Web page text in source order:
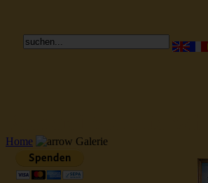
Home Galerie